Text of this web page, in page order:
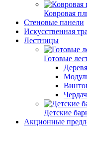
Ковровая
Стеновые панели
Искусственная
Лестницы
Готовые
Детские
Акционные